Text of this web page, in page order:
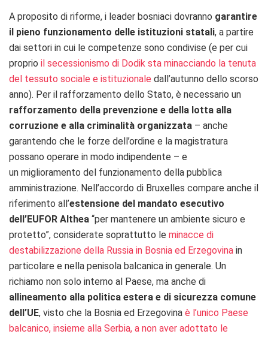
A proposito di riforme, i leader bosniaci dovranno garantire
il pieno funzionamento delle istituzioni statali, a partire
dai settori in cui le competenze sono condivise (e per cui
proprio il secessionismo di Dodik sta minacciando la tenuta
del tessuto sociale e istituzionale dall’autunno dello scorso
anno). Per il rafforzamento dello Stato, è necessario un
rafforzamento della prevenzione e della lotta alla
corruzione e alla criminalità organizzata – anche
garantendo che le forze dell’ordine e la magistratura
possano operare in modo indipendente – e
un miglioramento del funzionamento della pubblica
amministrazione. Nell’accordo di Bruxelles compare anche il
riferimento all’estensione del mandato esecutivo
dell’EUFOR Althea “per mantenere un ambiente sicuro e
protetto”, considerate soprattutto le minacce di
destabilizzazione della Russia in Bosnia ed Erzegovina in
particolare e nella penisola balcanica in generale. Un
richiamo non solo interno al Paese, ma anche di
allineamento alla politica estera e di sicurezza comune
dell’UE, visto che la Bosnia ed Erzegovina è l’unico Paese
balcanico, insieme alla Serbia, a non aver adottato le